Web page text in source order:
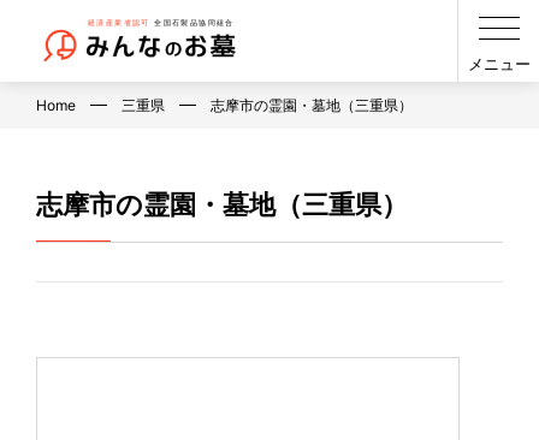
メニュー
Home 三重県 志摩市の霊園・墓地（三重県）
志摩市の霊園・墓地（三重県）